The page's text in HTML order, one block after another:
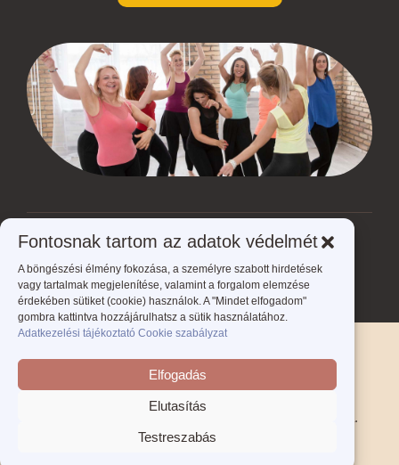
Fontosnak tartom az adatok védelmét
A böngészési élmény fokozása, a személyre szabott hirdetések
vagy tartalmak megjelenítése, valamint a forgalom elemzése
érdekében sütiket (cookie) használok. A "Mindet elfogadom"
gombra kattintva hozzájárulhatsz a sütik használatához.
Adatkezelési tájékoztató Cookie szabályzat
Elfogadás
Elutasítás
Testreszabás
Ön jelenleg itt van:
NIA alapú szabad táncos mozgás
Adatkezelési tájékoztató
Cookie szabályzat
Kapcsolat
Oldaltérkép
Minden jog fenntartva.